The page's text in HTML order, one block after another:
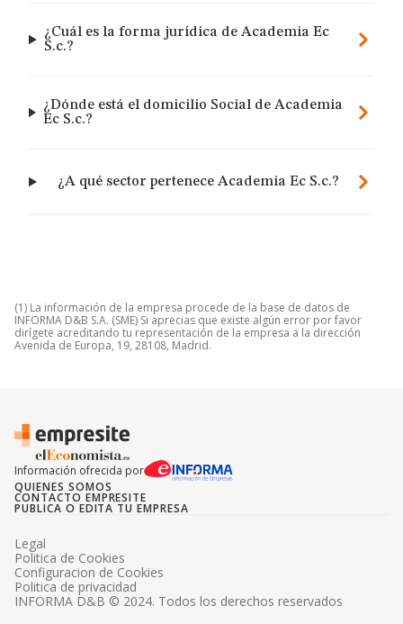
¿Cuál es la forma jurídica de Academia Ec
S.c.?
¿Dónde está el domicilio Social de Academia
Ec S.c.?
¿A qué sector pertenece Academia Ec S.c.?
(1) La información de la empresa procede de la base de datos de
INFORMA D&B S.A. (SME) Si aprecias que existe algún error por favor
dirígete acreditando tu representación de la empresa a la dirección
Avenida de Europa, 19, 28108, Madrid.
Información ofrecida por
QUIENES SOMOS
CONTACTO EMPRESITE
PUBLICA O EDITA TU EMPRESA
INFORMA D&B © 2024. Todos los derechos reservados
Legal
Politica de Cookies
Configuracion de Cookies
Politica de privacidad